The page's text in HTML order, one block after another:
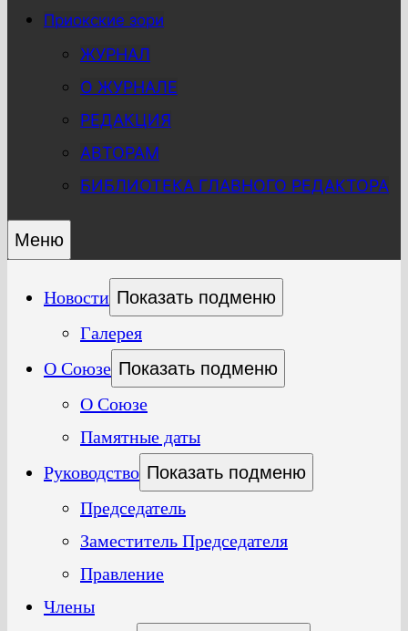
Приокские зори
ЖУРНАЛ
О ЖУРНАЛЕ
РЕДАКЦИЯ
АВТОРАМ
БИБЛИОТЕКА ГЛАВНОГО РЕДАКТОРА
Меню
Новости Показать подменю
Галерея
О Союзе Показать подменю
О Союзе
Памятные даты
Руководство Показать подменю
Председатель
Заместитель Председателя
Правление
Члены